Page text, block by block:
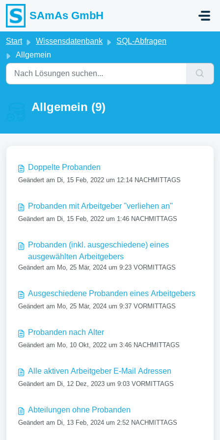
Zum hauptsächlichen Inhalt gehen
SAmAs GmbH
Start Wissensdatenbank
SQL-Abfragen
Allgemein
Allgemein (9)
Doppelte Probanden
Geändert am Di, 15 Feb, 2022 um 12:14 NACHMITTAGS
Probanden mit Arbeitgeber "verliehen an"
Geändert am Di, 15 Feb, 2022 um 1:46 NACHMITTAGS
Probanden (inkl. ausgeschiedene) eines
ausgewählten Arbeitgebers
Geändert am Mo, 25 Mär, 2024 um 9:23 VORMITTAGS
Ausgeschiedene Probanden eines Arbeitgebers
Geändert am Mo, 25 Mär, 2024 um 9:37 VORMITTAGS
Probanden nach Alter
Geändert am Mo, 10 Okt, 2022 um 3:46 NACHMITTAGS
Alle aktiven Arbeitgeber E-Mail Adressen
Geändert am Di, 12 Dez, 2023 um 9:03 VORMITTAGS
Abteilungen ohne Probanden
Geändert am Di, 13 Feb, 2024 um 2:52 NACHMITTAGS